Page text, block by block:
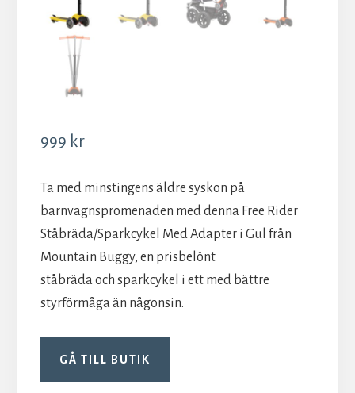
999 kr
Ta med minstingens äldre syskon på
barnvagnspromenaden med denna Free Rider
Ståbräda/Sparkcykel Med Adapter i Gul från
Mountain Buggy, en prisbelönt
ståbräda och sparkcykel i ett med bättre
styrförmåga än någonsin.
GÅ TILL BUTIK